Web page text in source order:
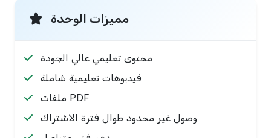
مميزات الوحدة
محتوى تعليمي عالي الجودة
فيديوهات تعليمية شاملة
ملفات PDF
وصول غير محدود طوال فترة الاشتراك